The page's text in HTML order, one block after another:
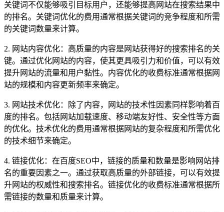
关键词不仅能够吸引目标用户，还能够提高网站在搜索结果中
的排名。关键词优化的费用通常根据关键词的竞争程度和所需
的关键词数量来计算。
2. 网站内容优化：高质量的内容是网站获得好的搜索排名的关
键。通过优化网站的内容，使其更具吸引力和价值，可以有效
提升网站的流量和用户黏性。内容优化的收费标准通常根据网
站的规模和内容更新频率来确定。
3. 网站技术优化：除了内容，网站的技术性因素同样影响着百
度的排名。包括网站加载速度、移动端友好性、安全性等方面
的优化。技术优化的费用通常根据网站的复杂程度和所需优化
的技术细节来确定。
4. 链接优化：在百度SEO中，链接的质量和数量是影响网站排
名的重要因素之一。通过获取高质量的外部链接，可以有效提
升网站的权威性和搜索排名。链接优化的收费标准通常根据所
需链接的数量和质量来计算。